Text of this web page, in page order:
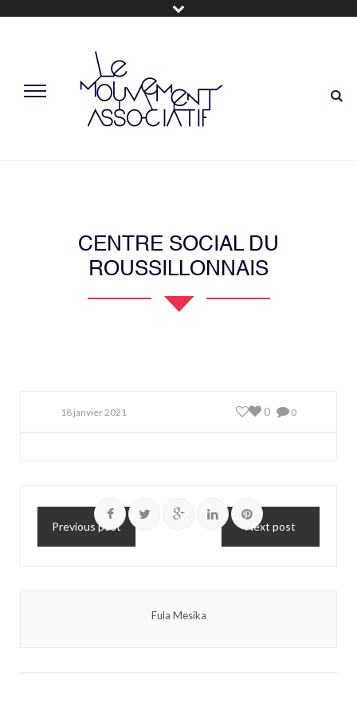
CENTRE SOCIAL DU
ROUSSILLONNAIS
18 janvier 2021 0
0
Previous post Next post
Fula Mesika